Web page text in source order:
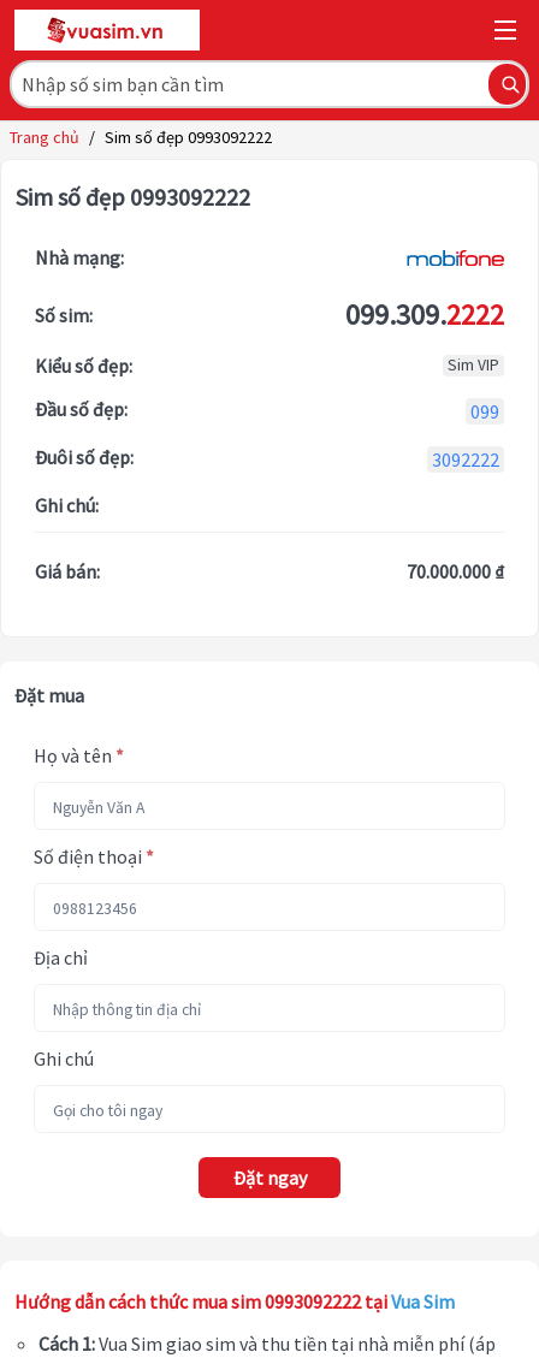
Trang chủ / Sim số đẹp 0993092222
Sim số đẹp 0993092222
Nhà mạng:
Số sim: 099.309.2222
Kiểu số đẹp: Sim VIP
Đầu số đẹp:
099
Đuôi số đẹp:
3092222
Ghi chú:
Giá bán: 70.000.000 ₫
Đặt mua
Họ và tên *
Số điện thoại *
Địa chỉ
Ghi chú
Đặt ngay
Hướng dẫn cách thức mua sim 0993092222 tạiVua Sim
Cách 1:Vua Sim giao sim và thu tiền tại nhà miễn phí (áp